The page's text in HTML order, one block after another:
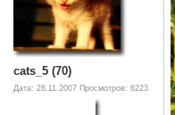
cats_5 (70)
Дата: 28.11.2007 Просмотров: 6223